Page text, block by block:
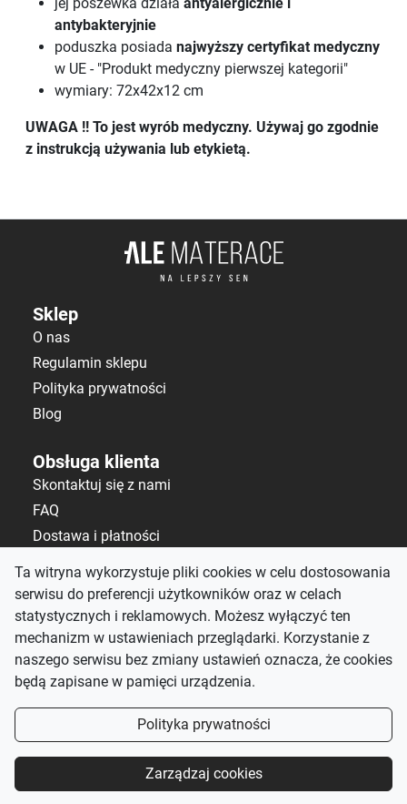
antybakteryjnie
poduszka posiada najwyższy certyfikat medyczny
w UE - "Produkt medyczny pierwszej kategorii"
wymiary: 72x42x12 cm
UWAGA !! To jest wyrób medyczny. Używaj go zgodnie
z instrukcją używania lub etykietą.
Ta witryna wykorzystuje pliki cookies w celu dostosowania
serwisu do preferencji użytkowników oraz w celach
statystycznych i reklamowych. Możesz wyłączyć ten
mechanizm w ustawieniach przeglądarki. Korzystanie z
naszego serwisu bez zmiany ustawień oznacza, że cookies
będą zapisane w pamięci urządzenia.
Polityka prywatności
Zarządzaj cookies
Sklep
O nas
Regulamin sklepu
Polityka prywatności
Blog
Obsługa klienta
Skontaktuj się z nami
FAQ
Dostawa i płatności
Kontakt
salon@alematerace.pl
+48 535 808 298
pn-pt: 10:00–19:00,
sb: 9:00–15:00
Śledź nas